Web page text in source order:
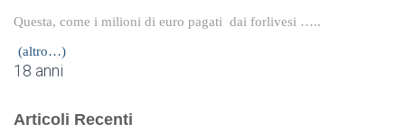
Questa, come i milioni di euro pagati dai forlivesi …..
(altro…)
18 anni
Articoli Recenti